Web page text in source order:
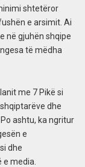
shtetëror
e arsimit. Ai
në gjuhën shqipe
të mëdha
me 7 Pikë si
dhe
ashtu, ka ngritur
e
dhe
media.